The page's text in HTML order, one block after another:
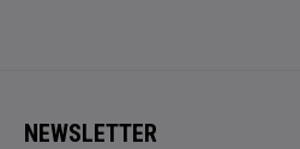
NEWSLETTER